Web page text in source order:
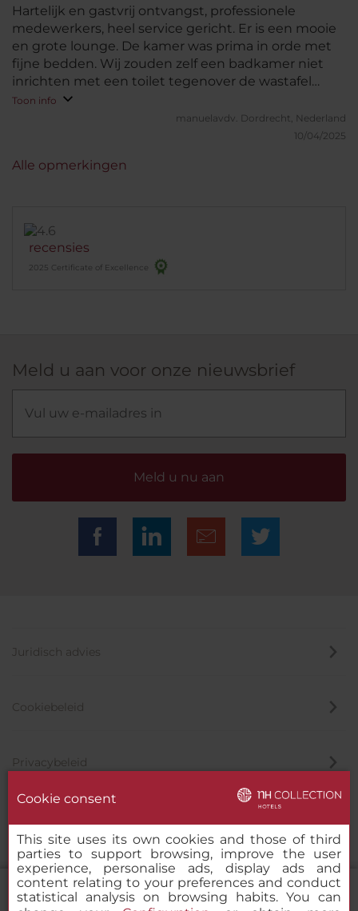
Hartelijk en gastvrij ontvangst, professionele
medewerkers, heel service gericht. Er is een mooie
en grote lounge. De kamer was prima in orde met
fijne bedden. Wij zouden zelf een badkamer niet
inrichten met een toilet tegenover de wastafel
maar verder was deze goed ingericht.
Toon info
manuelavdv.
Dordrecht, Nederland
10/04/2025
recensies
2025 Certificate of Excellence
Alle opmerkingen
Meld u aan voor onze nieuwsbrief
Meld u nu aan
Juridisch advies
Cookiebeleid
Privacybeleid
Cookie consent
This site uses its own cookies and those of third
parties to support browsing, improve the user
experience, personalise ads, display ads and
content relating to your preferences and conduct
statistical analysis on browsing habits. You can